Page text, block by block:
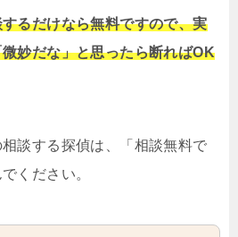
るだけなら無料ですので、実
妙だな」と思ったら断ればOK
談する探偵は、「相談無料で
ください。